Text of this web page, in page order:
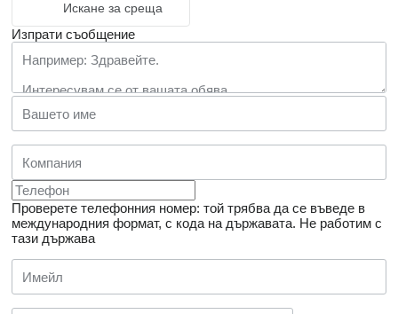
Искане за среща
Изпрати съобщение
Проверете телефонния номер: той трябва да се въведе в
международния формат, с кода на държавата. Не работим с
тази държава